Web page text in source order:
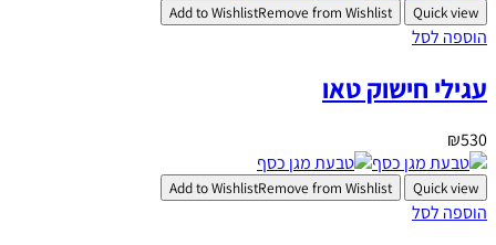
Quick view
Add to WishlistRemove from Wishlist
הוספה לסל
עגילי חישוק טאו
₪530
Quick view
Add to WishlistRemove from Wishlist
הוספה לסל